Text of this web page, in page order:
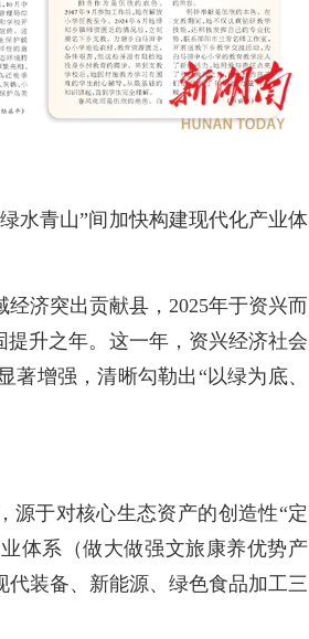
水青山”间加快构建现代化产业体
济突出贡献县，2025年于资兴而
升之年。这一年，资兴经济社会
增强，清晰勾勒出“以绿为底、
源于对核心生态资产的创造性“定
体系（做大做强文旅康养优势产
装备、新能源、绿色食品加工三